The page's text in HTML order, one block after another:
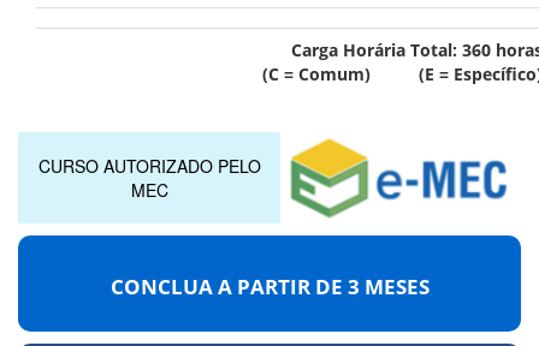
Carga Horária Total: 360
(C = Comum) (E =
CURSO AUTORIZADO PELO
MEC
CONCLUA A PARTIR DE 3 MESES